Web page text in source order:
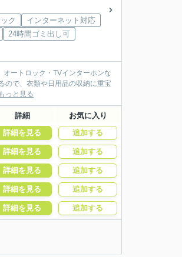
ク
インターネット対応
24時間ゴミ出し可
ートロック・TVインターホンな
ので、衣類や日用品の収納に重宝
もっと見る
詳細 お気に入り
詳細を見る 追加する
詳細を見る 追加する
詳細を見る 追加する
詳細を見る 追加する
詳細を見る 追加する